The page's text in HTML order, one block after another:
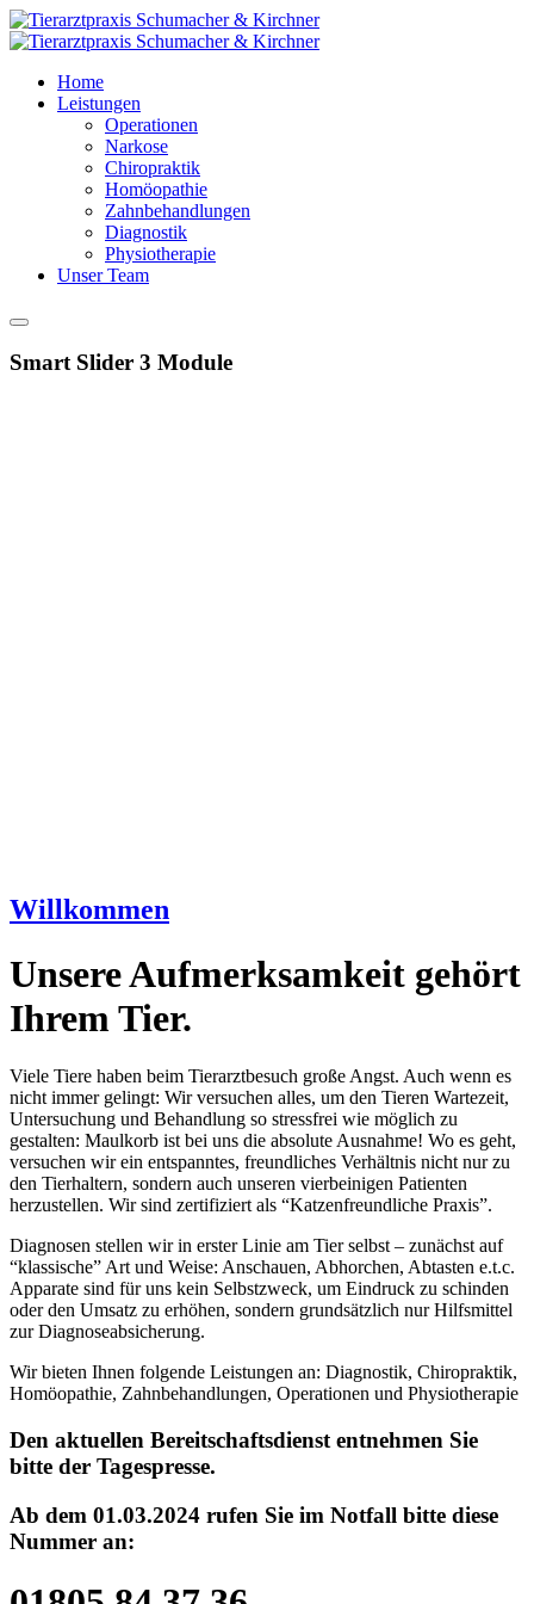
Home
Leistungen
Operationen
Narkose
Chiropraktik
Homöopathie
Zahnbehandlungen
Diagnostik
Physiotherapie
Unser Team
Smart Slider 3 Module
Willkommen
Unsere Aufmerksamkeit gehört
Ihrem Tier.
Viele Tiere haben beim Tierarztbesuch große Angst. Auch wenn es
nicht immer gelingt: Wir versuchen alles, um den Tieren Wartezeit,
Untersuchung und Behandlung so stressfrei wie möglich zu
gestalten: Maulkorb ist bei uns die absolute Ausnahme! Wo es geht,
versuchen wir ein entspanntes, freundliches Verhältnis nicht nur zu
den Tierhaltern, sondern auch unseren vierbeinigen Patienten
herzustellen. Wir sind zertifiziert als “Katzenfreundliche Praxis”.
Diagnosen stellen wir in erster Linie am Tier selbst – zunächst auf
“klassische” Art und Weise: Anschauen, Abhorchen, Abtasten e.t.c.
Apparate sind für uns kein Selbstzweck, um Eindruck zu schinden
oder den Umsatz zu erhöhen, sondern grundsätzlich nur Hilfsmittel
zur Diagnoseabsicherung.
Wir bieten Ihnen folgende Leistungen an: Diagnostik, Chiropraktik,
Homöopathie, Zahnbehandlungen, Operationen und Physiotherapie
Den aktuellen Bereitschaftsdienst entnehmen Sie
bitte der Tagespresse.
Ab dem 01.03.2024 rufen Sie im Notfall bitte diese
Nummer an: